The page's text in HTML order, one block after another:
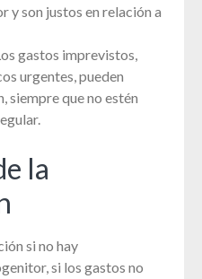
y son justos en relación a
gastos imprevistos,
urgentes, pueden
siempre que no estén
la
si no hay
si los gastos no